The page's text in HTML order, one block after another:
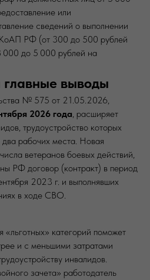
или
сведений о выполнении
КоАП РФ (от 300 до 500 рублей
000 до 5 000 рублей на
выводы
№ 575 от 21.05.2026,
2026 года, расширяет
трудоустройство которых
два рабочих места. Новая
ветеранов боевых действий,
РФ договор (контракт) в период
2023 г. и выполнявших
в ходе СВО.
«льготных» категорий поможет
и с меньшими затратами
инвалидов.
зачета» работодатель